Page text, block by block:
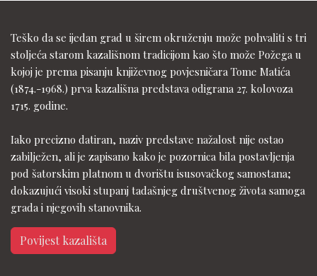
Teško da se ijedan grad u širem okruženju može pohvaliti s tri
stoljeća starom kazališnom tradicijom kao što može Požega u
kojoj je prema pisanju književnog povjesničara Tome Matića
(1874.-1968.) prva kazališna predstava odigrana 27. kolovoza
1715. godine.
Iako precizno datiran, naziv predstave nažalost nije ostao
zabilježen, ali je zapisano kako je pozornica bila postavljenja
pod šatorskim platnom u dvorištu isusovačkog samostana;
dokazujući visoki stupanj tadašnjeg društvenog života samoga
grada i njegovih stanovnika.
Povijest kazališta